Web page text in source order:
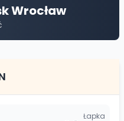
Wrocław
Łapka